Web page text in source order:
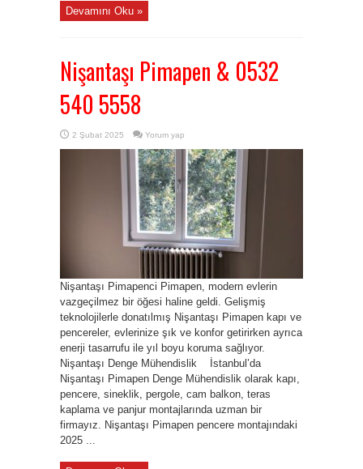
Devamını Oku »
Nişantaşı Pimapen & 0532
540 5558
2 Şubat 2025 Yorum yap
Nişantaşı Pimapenci Pimapen, modern evlerin
vazgeçilmez bir öğesi haline geldi. Gelişmiş
teknolojilerle donatılmış Nişantaşı Pimapen kapı ve
pencereler, evlerinize şık ve konfor getirirken ayrıca
enerji tasarrufu ile yıl boyu koruma sağlıyor.
Nişantaşı Denge Mühendislik İstanbul’da
Nişantaşı Pimapen Denge Mühendislik olarak kapı,
pencere, sineklik, pergole, cam balkon, teras
kaplama ve panjur montajlarında uzman bir
firmayız. Nişantaşı Pimapen pencere montajındaki
2025 ...